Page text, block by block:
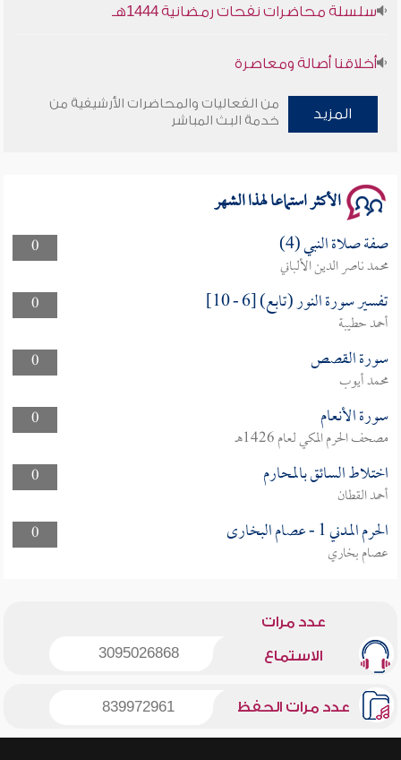
أخلاقنا أصالة ومعاصرة
وأمنهم من خوف 9
المزيد
من الفعاليات والمحاضرات الأرشيفية من
خدمة البث المباشر
الأكثر استماعا لهذا الشهر
0 صفة صلاة النبي (4)
محمد ناصر الدين الألباني
0
تفسير سورة النور (تابع) [6 - 10]
أحمد حطيبة
0
سورة القصص
محمد أيوب
0
سورة الأنعام
مصحف الحرم المكي لعام 1426هـ
0
اختلاط السائق بالمحارم
أحمد القطان
0
الحرم المدني 1 - عصام البخارى
عصام بخاري
عدد مرات
الاستماع 3095026868
عدد مرات الحفظ 839972961